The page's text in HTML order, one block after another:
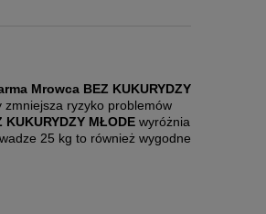
Mrowca BEZ KUKURYDZY
ryzyko problemów
MŁODE wyróżnia
25 kg to również wygodne